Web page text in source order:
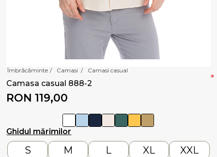
Îmbrăcăminte / Camasi / Camasi casual
Camasa casual 888-2
RON 119,00
Ghidul mărimilor
*
S M L XL XXL